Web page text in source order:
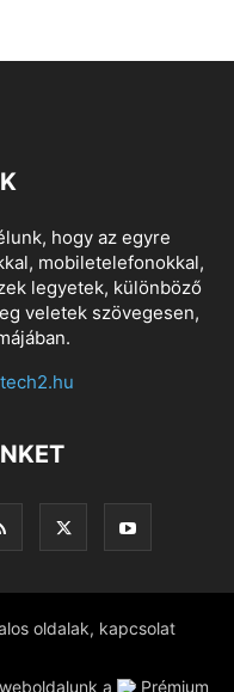
hogy az egyre
mobiletelefonokkal,
legyetek, különböző
veletek szövegesen,
oldalak, kapcsolat
a Prémium